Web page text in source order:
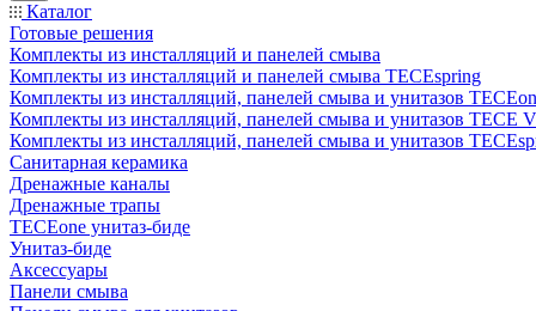
Каталог
Готовые решения
Комплекты из инсталляций и панелей смыва
Комплекты из инсталляций и панелей смыва TECEspring
Комплекты из инсталляций, панелей смыва и унитазов
Комплекты из инсталляций, панелей смыва и унитазов ТЕСЕ
Комплекты из инсталляций, панелей смыва и унитазов
Санитарная керамика
Дренажные каналы
Дренажные трапы
TECEone унитаз-биде
Унитаз-биде
Аксессуары
Панели смыва